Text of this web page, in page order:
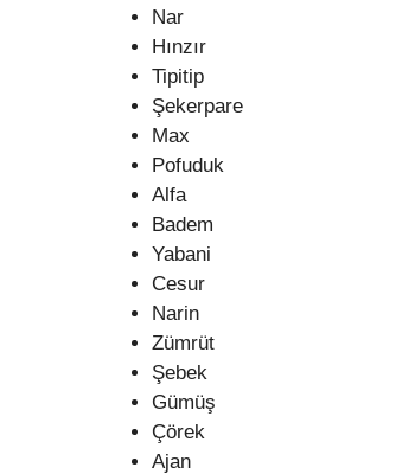
Nar
Hınzır
Tipitip
Şekerpare
Max
Pofuduk
Alfa
Badem
Yabani
Cesur
Narin
Zümrüt
Şebek
Gümüş
Çörek
Ajan